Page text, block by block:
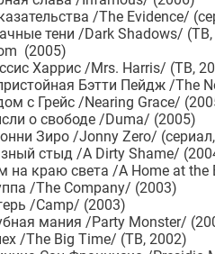
/The Evidence/
тени /Dark Shadows/ (ТВ,
(2005)
Харрис /Mrs. Harris/ (ТВ,
Бэтти Пейдж /The
с Грейс /Nearing Grace/
о свободе /Duma/ (2005)
Зиро /Jonny Zero/
стыд /A Dirty Shame/
на краю света /A Home at the
/The Company/ (2003)
/Camp/ (2003)
мания /Party Monster/
/The Big Time/ (ТВ, 2002)